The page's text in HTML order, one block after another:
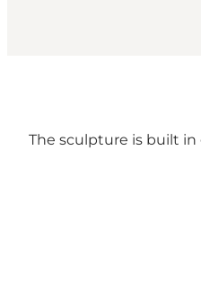
The sculpture is built in